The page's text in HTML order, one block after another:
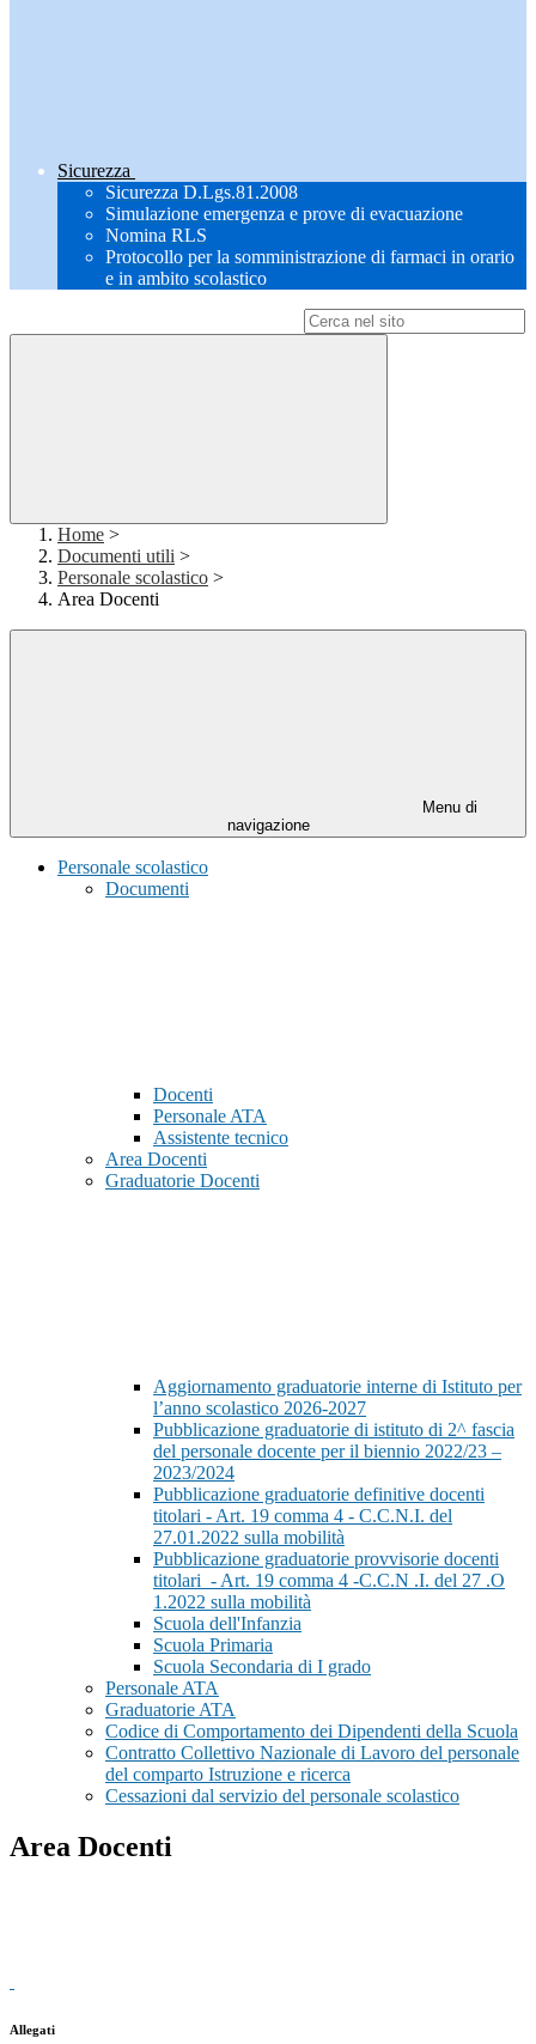
Sicurezza
Sicurezza D.Lgs.81.2008
Simulazione emergenza e prove di evacuazione
Nomina RLS
Protocollo per la somministrazione di farmaci in orario
e in ambito scolastico
Home >
Documenti utili >
Personale scolastico >
Area Docenti
Menu di
navigazione
Personale scolastico
Documenti
Docenti
Personale ATA
Assistente tecnico
Area Docenti
Graduatorie Docenti
Aggiornamento graduatorie interne di Istituto per
l’anno scolastico 2026-2027
Pubblicazione graduatorie di istituto di 2^ fascia
del personale docente per il biennio 2022/23 –
2023/2024
Pubblicazione graduatorie definitive docenti
titolari - Art. 19 comma 4 - C.C.N.I. del
27.01.2022 sulla mobilità
Pubblicazione graduatorie provvisorie docenti
titolari - Art. 19 comma 4 -C.C.N .I. del 27 .O
1.2022 sulla mobilità
Scuola dell'Infanzia
Scuola Primaria
Scuola Secondaria di I grado
Personale ATA
Graduatorie ATA
Codice di Comportamento dei Dipendenti della Scuola
Contratto Collettivo Nazionale di Lavoro del personale
del comparto Istruzione e ricerca
Cessazioni dal servizio del personale scolastico
Area Docenti
Allegati